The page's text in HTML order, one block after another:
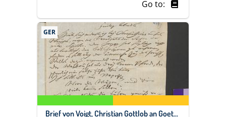
Seegerschen Rechnung und zugehörigen
Ilmenauer Bergbaus.
Go to:
GER
Brief von Voigt, Christian Gottlob an Goethe, Johann Wolfgang von, Weimar, 29. November 1799